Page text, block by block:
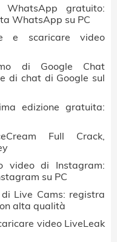
WhatsApp gratuito:
WhatsApp su PC
e scaricare video
di Google Chat
di chat di Google sul
edizione gratuita:
Full Crack,
video di Instagram:
su PC
Live Cams: registra
alta qualità
video LiveLeak